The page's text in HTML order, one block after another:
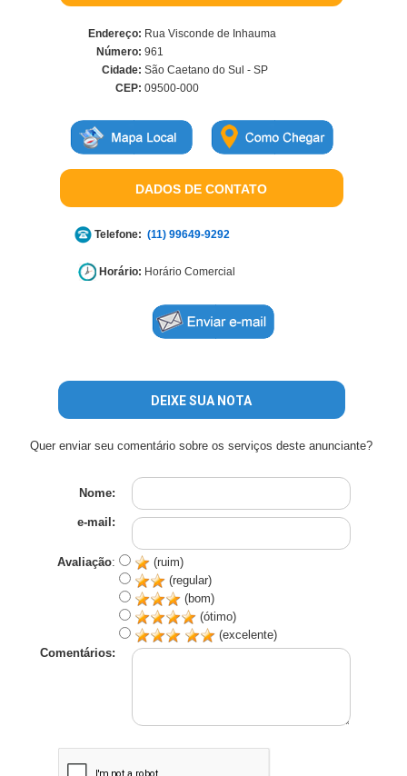
Endereço: Rua Visconde de Inhauma
Número: 961
Cidade: São Caetano do Sul - SP
CEP: 09500-000
DADOS DE CONTATO
Telefone: (11) 99649-9292
Horário: Horário Comercial
DEIXE SUA NOTA
Quer enviar seu comentário sobre os serviços deste anunciante?
Nome:
e-mail:
Avaliação:
(ruim)
(regular)
(bom)
(ótimo)
(excelente)
Comentários: